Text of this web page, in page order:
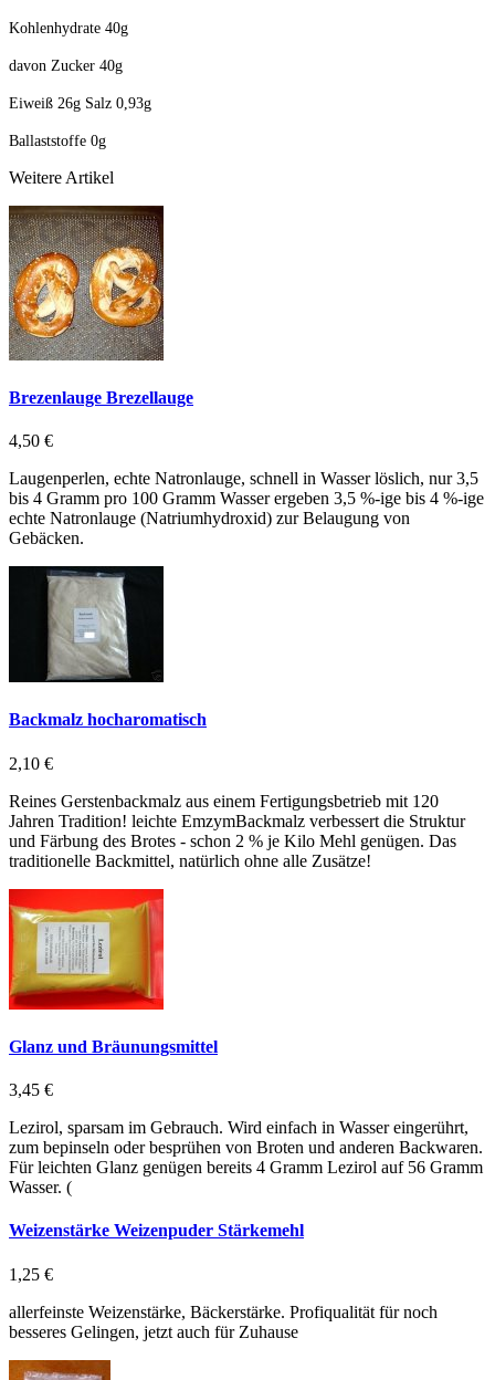
Kohlenhydrate 40g
davon Zucker 40g
Eiweiß 26g Salz 0,93g
Ballaststoffe 0g
Weitere Artikel
Brezenlauge Brezellauge
4,50 €
Laugenperlen, echte Natronlauge, schnell in Wasser löslich, nur 3,5
bis 4 Gramm pro 100 Gramm Wasser ergeben 3,5 %-ige bis 4 %-ige
echte Natronlauge (Natriumhydroxid) zur Belaugung von
Gebäcken.
Backmalz hocharomatisch
2,10 €
Reines Gerstenbackmalz aus einem Fertigungsbetrieb mit 120
Jahren Tradition! leichte EmzymBackmalz verbessert die Struktur
und Färbung des Brotes - schon 2 % je Kilo Mehl genügen. Das
traditionelle Backmittel, natürlich ohne alle Zusätze!
Glanz und Bräunungsmittel
3,45 €
Lezirol, sparsam im Gebrauch. Wird einfach in Wasser eingerührt,
zum bepinseln oder besprühen von Broten und anderen Backwaren.
Für leichten Glanz genügen bereits 4 Gramm Lezirol auf 56 Gramm
Wasser. (
Weizenstärke Weizenpuder Stärkemehl
1,25 €
allerfeinste Weizenstärke, Bäckerstärke. Profiqualität für noch
besseres Gelingen, jetzt auch für Zuhause